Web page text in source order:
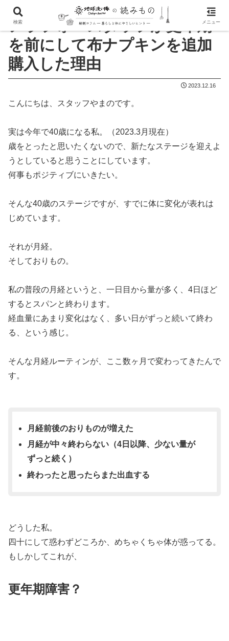
アラフォースタッフが更年期
を前にして布ナプキンを追加
購入した理由
2023.12.16
こんにちは、スタッフやまのです。
実は今年で40歳になる私。（2023.3月現在）
歳をとったと思いたくないので、新たなステージを迎えよ
うとしていると思うことにしています。
何事もポジティブにいきたい。
そんな40歳のステージですが、すでに体に変化が表れは
じめています。
それが月経。
そしておりもの。
私の普段の月経というと、一日目から量が多く、4日ほど
するとスパンと終わります。
経血量にあまり変化はなく、多い日がずっと続いて終わ
る、という感じ。
そんな月経ルーティンが、ここ数ヶ月で変わってきたんで
す。
月経前後のおりものが増えた
月経が中々終わらない（4日以降、少ない量が
ずっと続く）
終わったと思ったらまた出血する
どうした私。
四十にして惑わずどころか、めちゃくちゃ体が惑ってる。
もしかしてこれが、
更年期障害？
検索 メニュー